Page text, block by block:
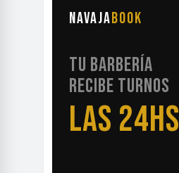
NAVAJABOOK
TU BARBERÍA
RECIBE TURNOS
LAS 24HS